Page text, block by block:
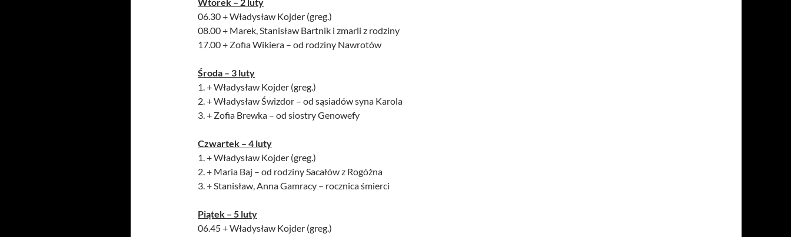
06.30 + Władysław Kojder (greg.)
08.00 + Marek, Stanisław Bartnik i zmarli z rodziny
17.00 + Zofia Wikiera – od rodziny Nawrotów
Środa – 3 luty
1. + Władysław Kojder (greg.)
2. + Władysław Świzdor – od sąsiadów syna Karola
3. + Zofia Brewka – od siostry Genowefy
Czwartek – 4 luty
1. + Władysław Kojder (greg.)
2. + Maria Baj – od rodziny Sacałów z Rogóżna
3. + Stanisław, Anna Gamracy – rocznica śmierci
Piątek – 5 luty
06.45 + Władysław Kojder (greg.)